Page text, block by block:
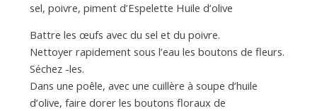
sel, poivre, piment d’Espelette Huile d’olive
Battre les œufs avec du sel et du poivre.
Nettoyer rapidement sous l’eau les boutons de fleurs.
Séchez -les.
Dans une poêle, avec une cuillère à soupe d’huile
d’olive, faire dorer les boutons floraux de